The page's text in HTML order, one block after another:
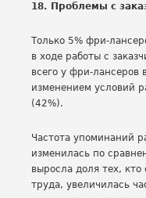
18. Проблемы с
Только 5% фри-
в ходе работы с
всего у фри-лансеров
изменением условий
(42%).
Частота упоминаний
изменилась по
выросла доля тех,
труда, увеличилась